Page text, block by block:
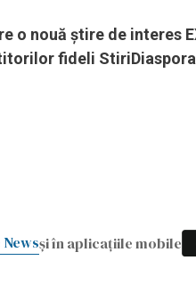
o nouă știre de interes
fideli
și în aplicațiile mobile